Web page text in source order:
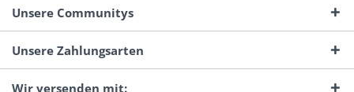
Unsere Communitys
Unsere Zahlungsarten
Wir versenden mit: